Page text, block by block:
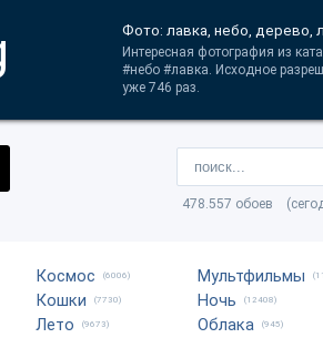
Фото: лавка, небо, дерево,
Интересная фотография из
#небо #лавка. Исходное
уже 746 раз.
478.557 обоев
Космос (6006)
Кошки (7730)
Лето (9673)
Мультфильмы
Ночь (12408)
Облака (945)